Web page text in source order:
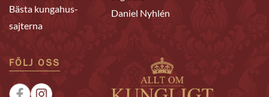
Bästa kungahus-
sajterna
Daniel Nyhlén
FÖLJ OSS